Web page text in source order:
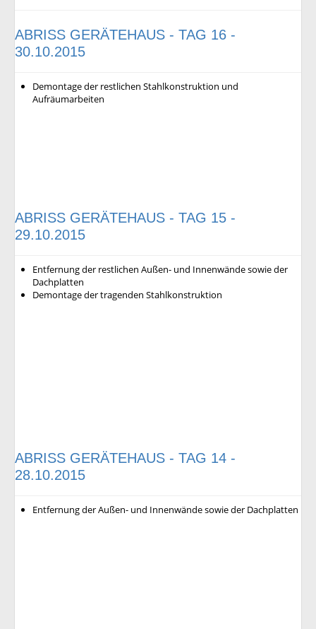
ABRISS GERÄTEHAUS - TAG 16 -
30.10.2015
Demontage der restlichen Stahlkonstruktion und
Aufräumarbeiten
ABRISS GERÄTEHAUS - TAG 15 -
29.10.2015
Entfernung der restlichen Außen- und Innenwände sowie der
Dachplatten
Demontage der tragenden Stahlkonstruktion
ABRISS GERÄTEHAUS - TAG 14 -
28.10.2015
Entfernung der Außen- und Innenwände sowie der Dachplatten